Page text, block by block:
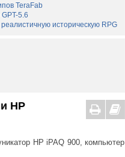
TeraFab
5.6
историческую RPG
HP
HP iPAQ 900, компьютер